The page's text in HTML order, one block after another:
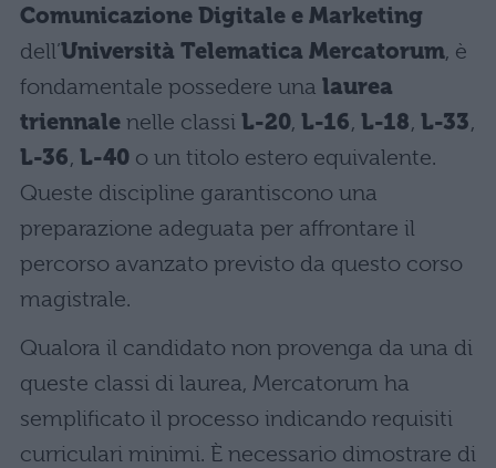
Comunicazione Digitale e Marketing
dell’Università Telematica Mercatorum, è
fondamentale possedere una laurea
triennale nelle classi L-20, L-16, L-18, L-33,
L-36, L-40 o un titolo estero equivalente.
Queste discipline garantiscono una
preparazione adeguata per affrontare il
percorso avanzato previsto da questo corso
magistrale.
Qualora il candidato non provenga da una di
queste classi di laurea, Mercatorum ha
semplificato il processo indicando requisiti
curriculari minimi. È necessario dimostrare di